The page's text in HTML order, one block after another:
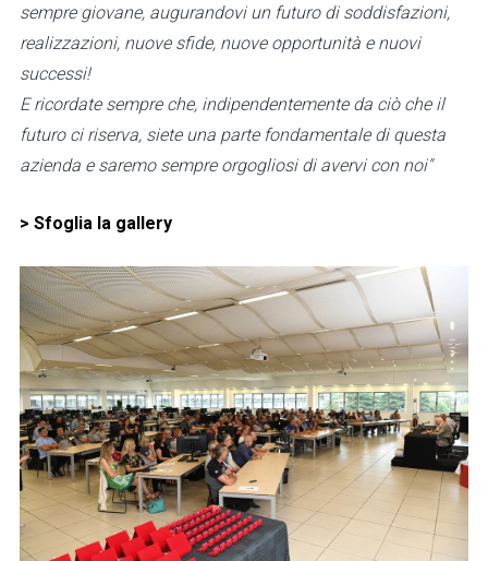
sempre giovane, augurandovi un futuro di soddisfazioni,
realizzazioni, nuove sfide, nuove opportunità e nuovi
successi!
E ricordate sempre che, indipendentemente da ciò che il
futuro ci riserva, siete una parte fondamentale di questa
azienda e saremo sempre orgogliosi di avervi con noi"
> Sfoglia la gallery